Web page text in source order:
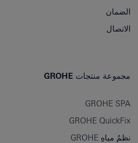
الضمان
الاتصال
مجموعة منتجات GROHE
GROHE SPA
GROHE QuickFix
نظمُ مياهِ GROHE